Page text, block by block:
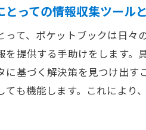
とっての情報収集ツール
って、ポケットブックは日
を提供する手助けをします。
に基づく解決策を見つけ出
ても機能します。これにより